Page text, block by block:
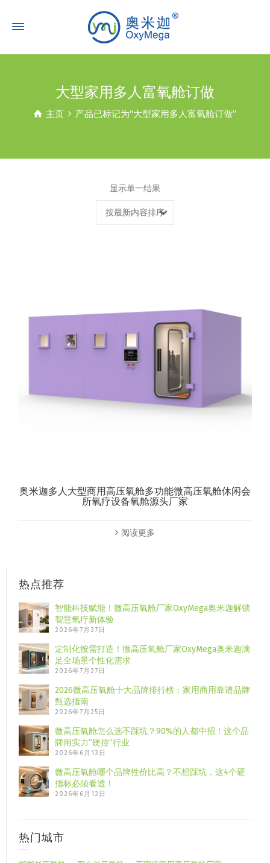
大型家用多人富氧舱订做
主页 产品已标记为“大型家用多人富氧舱订做”
显示单一结果
按最新内容排序
奥米迦多人大型商用高压氧舱多功能微高压氧舱休闲会
所氧疗设备氧舱源头厂家
阅读更多
热点推荐
智能科技赋能！微高压氧舱厂家OxyMega奥米迦解锁
智慧氧疗新体验
2026年7月27日
定制化按需打造！微高压氧舱厂家OxyMega奥米迦满
足全场景个性化需求
2026年7月27日
2026微高压氧舱十大品牌排行榜：家用商用靠谱品牌
甄选指南
2026年7月25日
微高压氧舱怎么选不踩坑？90%的人都中招！这个品
牌用实力“硬控”行业
2026年6月13日
微高压氧舱哪个品牌性价比高？不想踩坑，这4个硬
指标必须看透！
2026年6月12日
热门城市